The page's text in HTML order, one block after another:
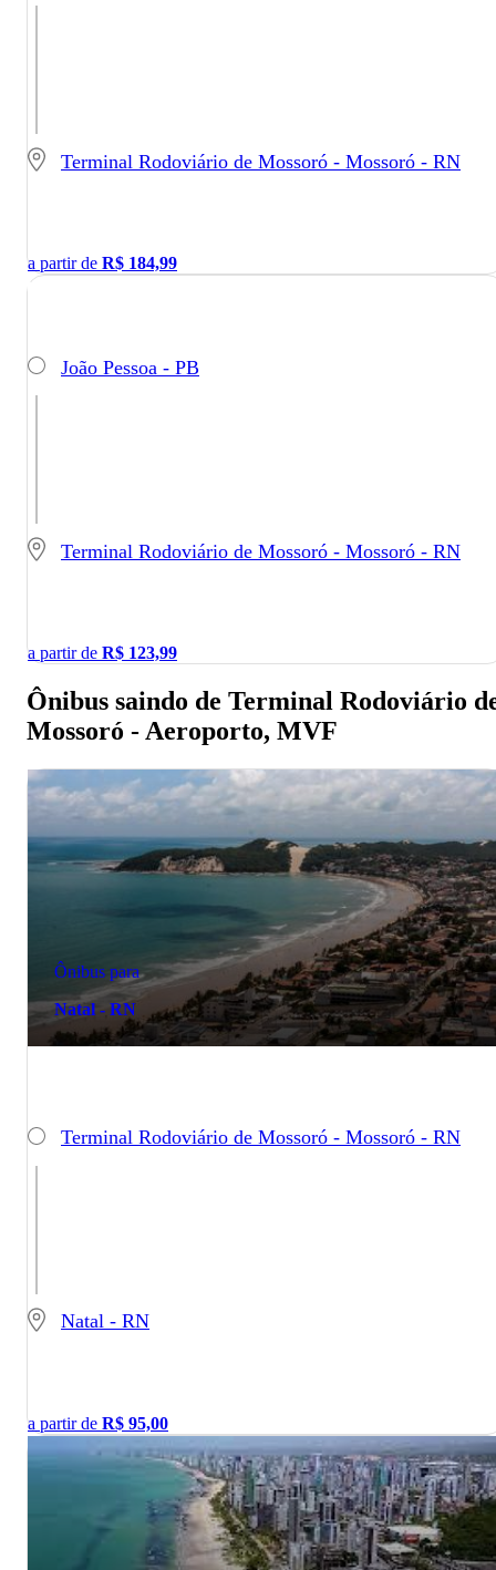
Terminal Rodoviário de Mossoró - Mossoró - RN
a partir de R$ 184,99
João Pessoa - PB
Terminal Rodoviário de Mossoró - Mossoró - RN
a partir de R$ 123,99
Ônibus saindo de Terminal Rodoviário
Mossoró - Aeroporto, MVF
Ônibus para
Natal - RN
Terminal Rodoviário de Mossoró - Mossoró - RN
Natal - RN
a partir de R$ 95,00